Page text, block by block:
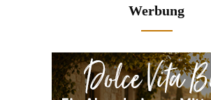
Werbung